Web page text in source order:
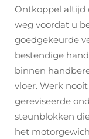
Ontkoppel altijd
weg voordat u
goedgekeurde
bestendige
binnen
vloer. Werk
gereviseerde
steunblokken
het